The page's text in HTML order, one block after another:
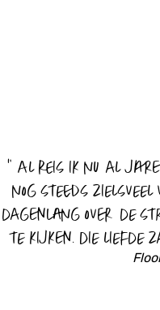
“ Al reis ik nu al
nog steeds zielsveel
dagenlang over de
te kijken. Die liefde